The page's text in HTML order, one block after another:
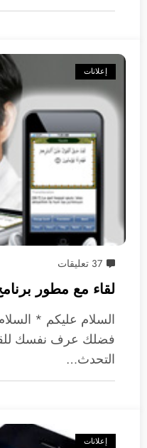
إعلانات
37 تعليقات
لقاء مع مطور
السلام عليكم *
فضلك عرف نفسك
التحدث…
إعلانات